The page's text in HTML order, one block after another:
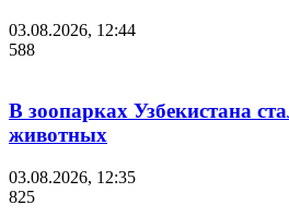
03.08.2026, 12:44
588
В зоопарках Узбекистана
животных
03.08.2026, 12:35
825